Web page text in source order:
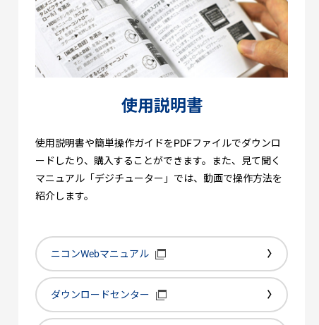
使用説明書
使用説明書や簡単操作ガイドをPDFファイルでダウンロ
ードしたり、購入することができます。また、見て聞く
マニュアル「デジチューター」では、動画で操作方法を
紹介します。
ニコンWebマニュアル
ダウンロードセンター